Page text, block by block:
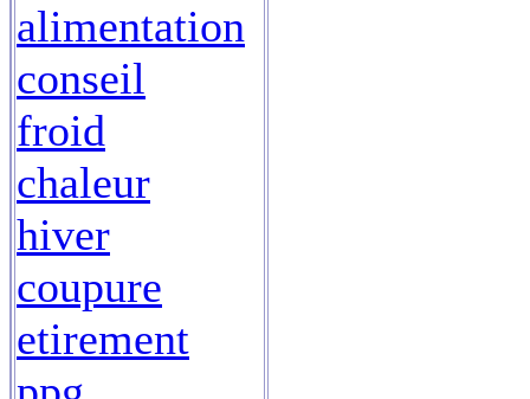
alimentation
conseil
froid
chaleur
hiver
coupure
etirement